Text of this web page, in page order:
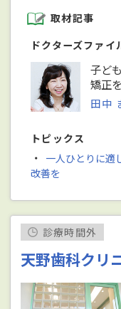
取材記事
ドクターズファイ
子ど
矯正
田中
トピックス
・ 一人ひとりに適
改善を
診療時間外
天野歯科クリ